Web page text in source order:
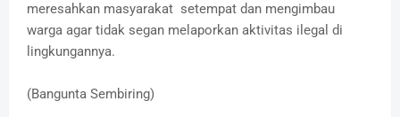
meresahkan masyarakat setempat dan mengimbau
warga agar tidak segan melaporkan aktivitas ilegal di
lingkungannya.
(Bangunta Sembiring)